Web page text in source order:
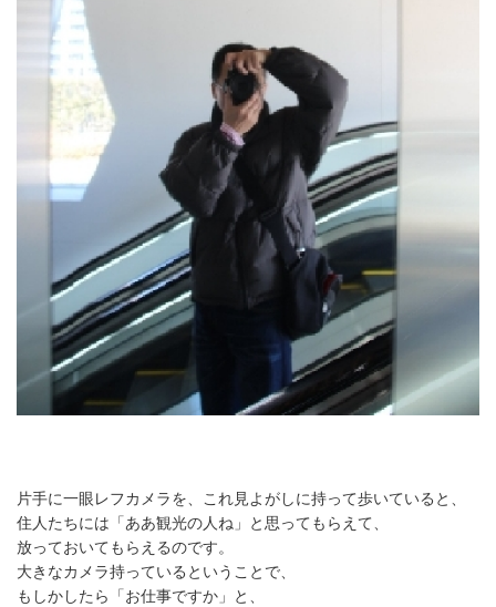
片手に一眼レフカメラを、これ見よがしに持って歩いていると、
住人たちには「ああ観光の人ね」と思ってもらえて、
放っておいてもらえるのです。
大きなカメラ持っているということで、
もしかしたら「お仕事ですか」と、